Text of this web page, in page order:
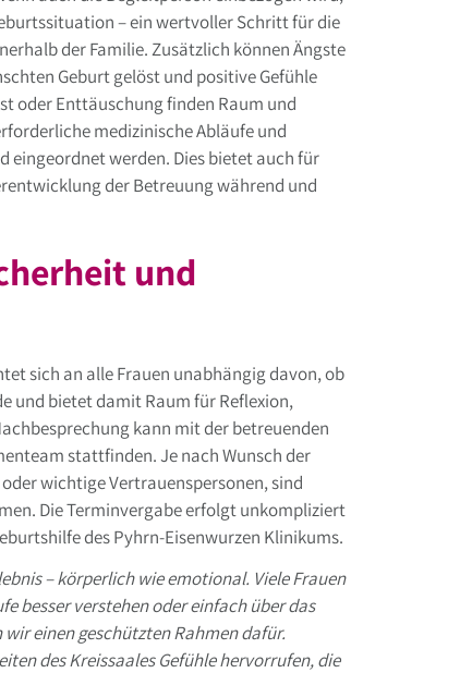
– ein wertvoller Schritt für die
der Familie. Zusätzlich können Ängste
Geburt gelöst und positive Gefühle
oder Enttäuschung finden Raum und
medizinische Abläufe und
werden. Dies bietet auch für
der Betreuung während und
und
sich an alle Frauen unabhängig davon, ob
und bietet damit Raum für Reflexion,
kann mit der betreuenden
stattfinden. Je nach Wunsch der
wichtige Vertrauenspersonen, sind
Die Terminvergabe erfolgt unkompliziert
des Pyhrn-Eisenwurzen Klinikums.
– körperlich wie emotional. Viele Frauen
besser verstehen oder einfach über das
einen geschützten Rahmen dafür.
des Kreissaales Gefühle hervorrufen, die